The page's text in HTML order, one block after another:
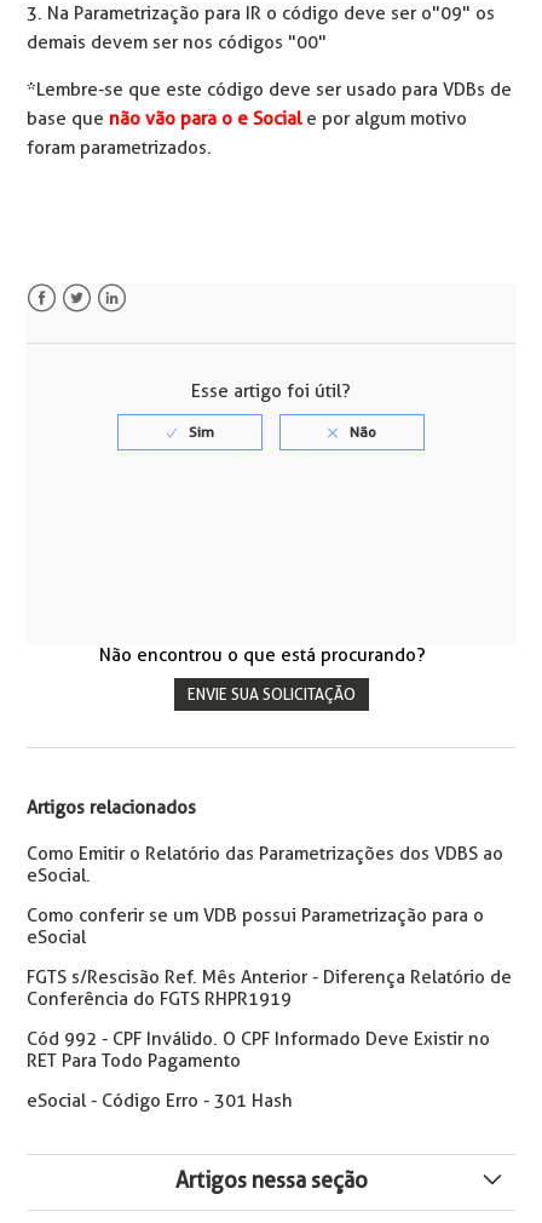
3. Na Parametrização para IR o código deve ser o"09" os
demais devem ser nos códigos "00"
*Lembre-se que este código deve ser usado para VDBs de
base que não vão para o e Sociale por algum motivo
foram parametrizados.
Esse artigo foi útil?
Não encontrou o que está procurando?
ENVIE SUA SOLICITAÇÃO
Artigos relacionados
Como Emitir o Relatório das Parametrizações dos VDBS ao
eSocial.
Como conferir se um VDB possui Parametrização para o
eSocial
FGTS s/Rescisão Ref. Mês Anterior - Diferença Relatório de
Conferência do FGTS RHPR1919
Cód 992 - CPF Inválido. O CPF Informado Deve Existir no
RET Para Todo Pagamento
eSocial - Código Erro - 301 Hash
Artigos nessa seção